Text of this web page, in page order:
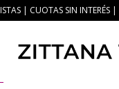
| CUOTAS SIN INTERÉS